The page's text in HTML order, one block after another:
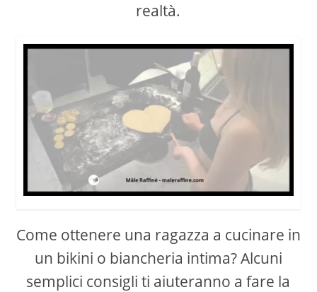
realtà.
Come ottenere una ragazza a cucinare in
un bikini o biancheria intima? Alcuni
semplici consigli ti aiuteranno a fare la